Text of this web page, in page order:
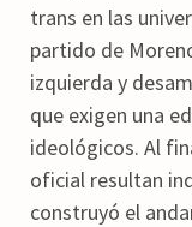
trans en las
partido de
izquierda y
que exigen una
ideológicos. Al
oficial resultan
construyó el